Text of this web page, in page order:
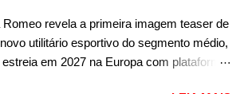
de 2025. Por fim, o EQE SUV envolvido é
versão 300, com ano/modelo 2023...
sedãs. Antecipado por imagens teaser, o
S será o primeiro três volumes da
Cheng Bao, que parece se perder na sua
Romeo revela a primeira imagem teaser de
utilitário esportivo do segmento médio,
estreia em 2027 na Europa com plataforma